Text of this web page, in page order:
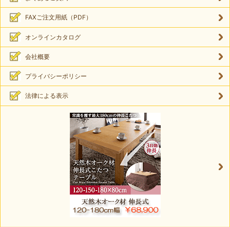
FAXご注文用紙（PDF）
オンラインカタログ
会社概要
プライバシーポリシー
法律による表示